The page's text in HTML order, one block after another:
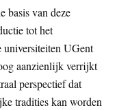
basis van deze
tot het
universiteiten UGent
aanzienlijk verrijkt
perspectief dat
tradities kan worden